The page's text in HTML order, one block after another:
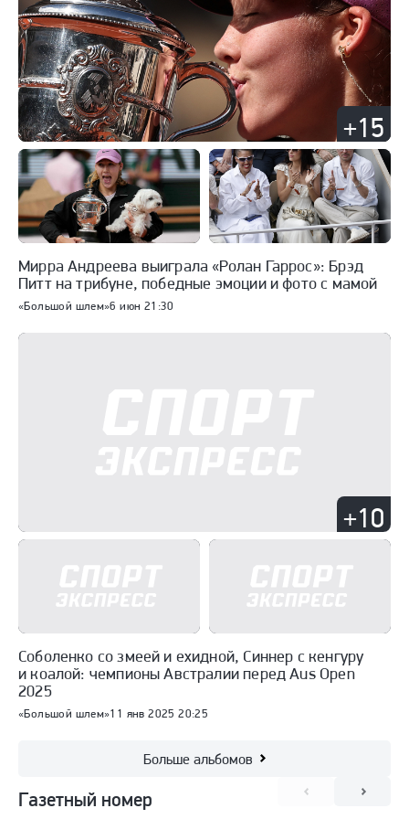
+15
Мирра Андреева выиграла «Ролан Гаррос»: Брэд
Питт на трибуне, победные эмоции и фото с мамой
«Большой шлем»6 июн 21:30
+10
Соболенко со змеей и ехидной, Синнер с кенгуру
и коалой: чемпионы Австралии перед Aus Open
2025
«Большой шлем»11 янв 2025 20:25
Больше альбомов
Газетный номер